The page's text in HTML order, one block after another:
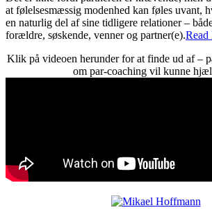
at følelsesmæssig modenhed kan føles uvant,
en naturlig del af sine tidligere relationer –
forældre, søskende, venner og partner(e).Read
Klik på videoen herunder for at finde ud af –
om par-coaching vil kunne